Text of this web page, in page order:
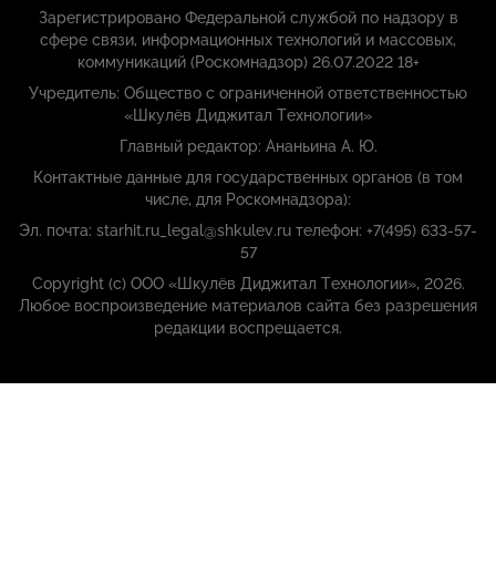
Зарегистрировано Федеральной службой по надзору в
сфере связи, информационных технологий и массовых,
коммуникаций (Роскомнадзор) 26.07.2022 18+
Учредитель: Общество с ограниченной ответственностью
«Шкулёв Диджитал Технологии»
Главный редактор: Ананьина А. Ю.
Контактные данные для государственных органов (в том
числе, для Роскомнадзора):
Эл. почта: starhit.ru_legal@shkulev.ru телефон: +7(495) 633-57-
57
Copyright (с) ООО «Шкулёв Диджитал Технологии», 2026.
Любое воспроизведение материалов сайта без разрешения
редакции воспрещается.